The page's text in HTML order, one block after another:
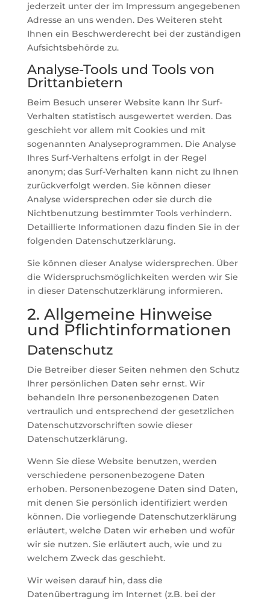
jederzeit unter der im Impressum angegebenen
Adresse an uns wenden. Des Weiteren steht
Ihnen ein Beschwerderecht bei der zuständigen
Aufsichtsbehörde zu.
Analyse-Tools und Tools von
Drittanbietern
Beim Besuch unserer Website kann Ihr Surf-
Verhalten statistisch ausgewertet werden. Das
geschieht vor allem mit Cookies und mit
sogenannten Analyseprogrammen. Die Analyse
Ihres Surf-Verhaltens erfolgt in der Regel
anonym; das Surf-Verhalten kann nicht zu Ihnen
zurückverfolgt werden. Sie können dieser
Analyse widersprechen oder sie durch die
Nichtbenutzung bestimmter Tools verhindern.
Detaillierte Informationen dazu finden Sie in der
folgenden Datenschutzerklärung.
Sie können dieser Analyse widersprechen. Über
die Widerspruchsmöglichkeiten werden wir Sie
in dieser Datenschutzerklärung informieren.
2. Allgemeine Hinweise
und Pflichtinformationen
Datenschutz
Die Betreiber dieser Seiten nehmen den Schutz
Ihrer persönlichen Daten sehr ernst. Wir
behandeln Ihre personenbezogenen Daten
vertraulich und entsprechend der gesetzlichen
Datenschutzvorschriften sowie dieser
Datenschutzerklärung.
Wenn Sie diese Website benutzen, werden
verschiedene personenbezogene Daten
erhoben. Personenbezogene Daten sind Daten,
mit denen Sie persönlich identifiziert werden
können. Die vorliegende Datenschutzerklärung
erläutert, welche Daten wir erheben und wofür
wir sie nutzen. Sie erläutert auch, wie und zu
welchem Zweck das geschieht.
Wir weisen darauf hin, dass die
Datenübertragung im Internet (z.B. bei der